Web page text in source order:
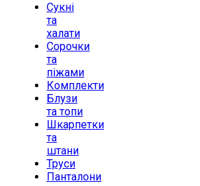
Сукні
та
халати
Сорочки
та
піжами
Комплекти
Блузи
та топи
Шкарпетки
та
штани
Труси
Панталони